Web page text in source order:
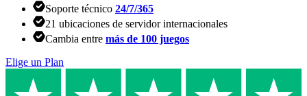
Soporte técnico 24/7/365
21 ubicaciones de servidor internacionales
Cambia entre más de 100 juegos
Elige un Plan